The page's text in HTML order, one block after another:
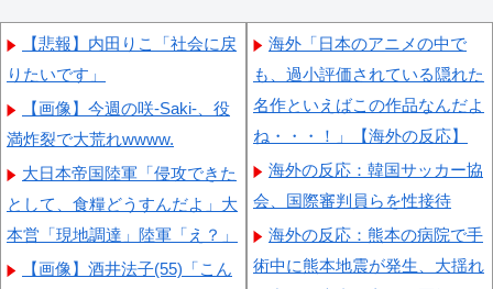
【悲報】内田りこ「社会に戻
りたいです」
【画像】今週の咲-Saki-、役
満炸裂で大荒れwwww.
大日本帝国陸軍「侵攻できた
として、食糧どうすんだよ」大
本営「現地調達」陸軍「え？」
【画像】酒井法子(55)「こん
海外「日本のアニメの中で
も、過小評価されている隠れた
名作といえばこの作品なんだよ
ね・・・！」【海外の反応】
海外の反応：韓国サッカー協
会、国際審判員らを性接待
海外の反応：熊本の病院で手
術中に熊本地震が発生、大揺れ